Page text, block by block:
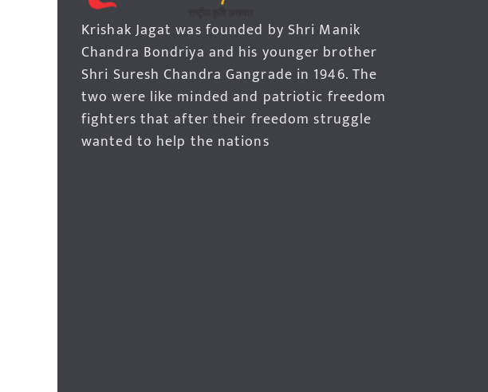
Krishak Jagat was founded by Shri Manik
Chandra Bondriya and his younger brother
Shri Suresh Chandra Gangrade in 1946. The
two were like minded and patriotic freedom
fighters that after their freedom struggle
wanted to help the nations